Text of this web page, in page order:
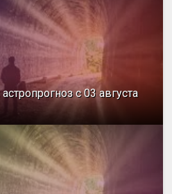
с 03 августа